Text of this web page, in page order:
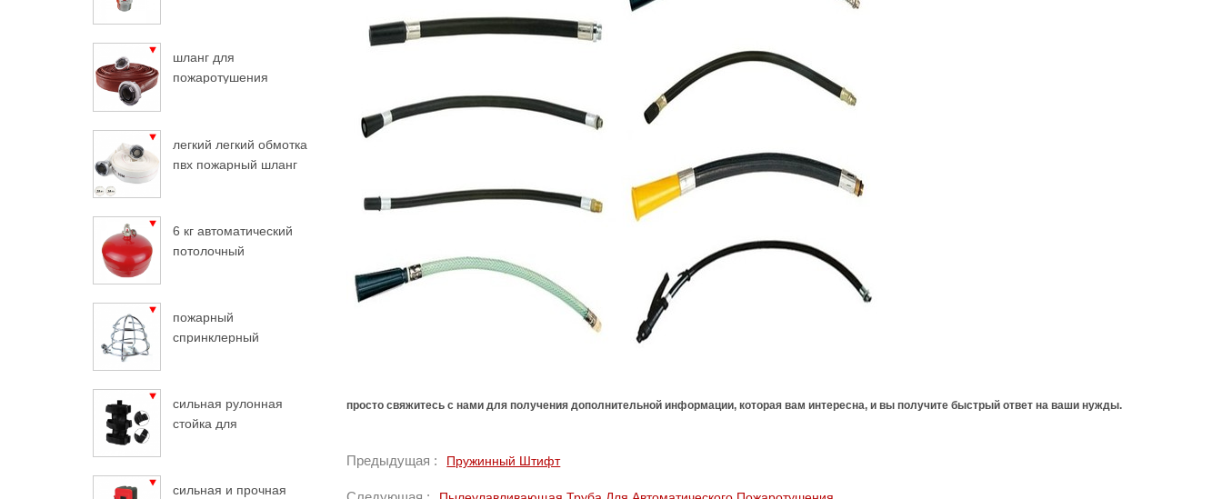
шланг для
пожаротушения
легкий легкий обмотка
пвх пожарный шланг
6 кг автоматический
потолочный
пожарный
спринклерный
сильная рулонная
стойка для
сильная и прочная
просто свяжитесь с нами для получения дополнительной информации, которая вам интересна, и вы получите быстрый ответ на ваши нужды.
Предыдущая : Пружинный Штифт